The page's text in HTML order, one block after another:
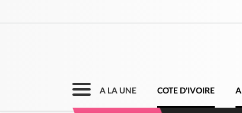
A LA UNE COTE D'IVOIRE